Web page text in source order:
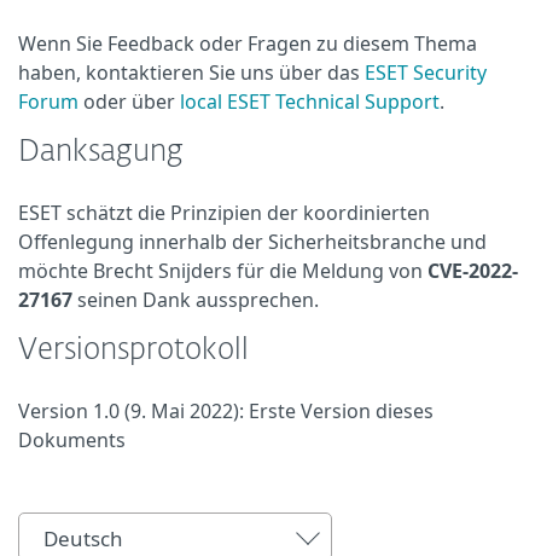
Wenn Sie Feedback oder Fragen zu diesem Thema
haben, kontaktieren Sie uns über das ESET Security
Forum oder über local ESET Technical Support.
Danksagung
ESET schätzt die Prinzipien der koordinierten
Offenlegung innerhalb der Sicherheitsbranche und
möchte Brecht Snijders für die Meldung von CVE-2022-
27167seinen Dank aussprechen.
Versionsprotokoll
Version 1.0 (9. Mai 2022): Erste Version dieses
Dokuments
Deutsch